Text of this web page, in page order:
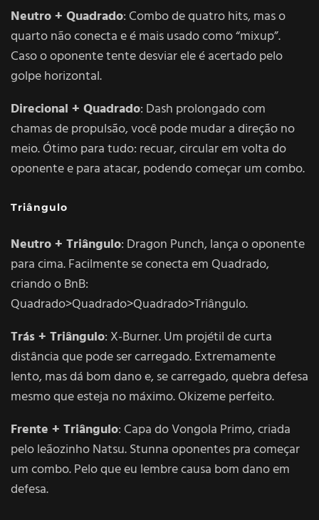
Neutro + Quadrado: Combo de quatro hits, mas o
quarto não conecta e é mais usado como “mixup”.
Caso o oponente tente desviar ele é acertado pelo
golpe horizontal.
Direcional + Quadrado: Dash prolongado com
chamas de propulsão, você pode mudar a direção no
meio. Ótimo para tudo: recuar, circular em volta do
oponente e para atacar, podendo começar um combo.
Triângulo
Neutro + Triângulo: Dragon Punch, lança o oponente
para cima. Facilmente se conecta em Quadrado,
criando o BnB:
Quadrado>Quadrado>Quadrado>Triângulo.
Trás + Triângulo: X-Burner. Um projétil de curta
distância que pode ser carregado. Extremamente
lento, mas dá bom dano e, se carregado, quebra defesa
mesmo que esteja no máximo. Okizeme perfeito.
Frente + Triângulo: Capa do Vongola Primo, criada
pelo leãozinho Natsu. Stunna oponentes pra começar
um combo. Pelo que eu lembre causa bom dano em
defesa.